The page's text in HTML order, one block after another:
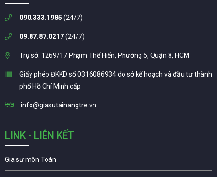
090.333.1985 (24/7)
09.87.87.0217(24/7)
Trụ sở: 1269/17 Phạm Thế Hiển, Phường 5, Quận 8, HCM
Giấy phép ĐKKD số 0316086934 do sở kế hoạch và đầu tư thành
phố Hồ Chí Minh cấp
info@giasutainangtre.vn
LINK - LIÊN KẾT
Gia sư môn Toán